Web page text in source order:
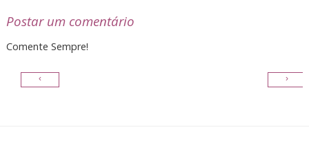
Postar um comentário
Comente Sempre!
‹ ›